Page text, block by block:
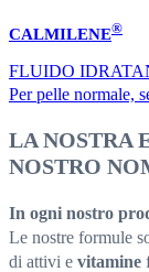
CALMILENE®
FLUIDO
Per pelle normale,
LA NOSTRA
NOSTRO
In ogni nostro
Le nostre formule
di attivi e vitamine